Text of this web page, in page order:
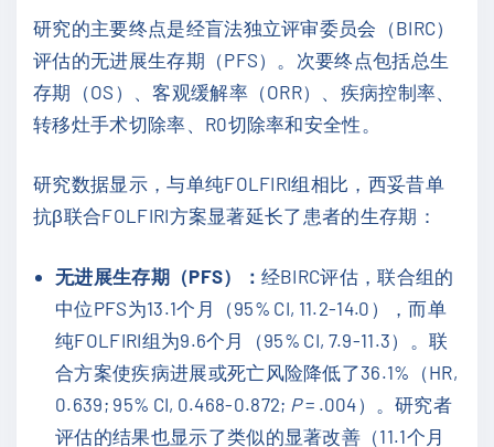
研究的主要终点是经盲法独立评审委员会（BIRC）
评估的无进展生存期（PFS）。次要终点包括总生
存期（OS）、客观缓解率（ORR）、疾病控制率、
转移灶手术切除率、R0切除率和安全性。
研究数据显示，与单纯FOLFIRI组相比，西妥昔单
抗β联合FOLFIRI方案显著延长了患者的生存期：
无进展生存期（PFS）： 经BIRC评估，联合组的
中位PFS为13.1个月（95% CI, 11.2-14.0），而单
纯FOLFIRI组为9.6个月（95% CI, 7.9-11.3）。联
合方案使疾病进展或死亡风险降低了36.1%（HR,
0.639; 95% CI, 0.468-0.872; P= .004）。研究者
评估的结果也显示了类似的显著改善（11.1个月